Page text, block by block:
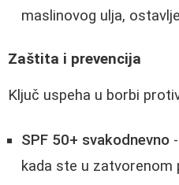
maslinovog ulja,
Zaštita i prevencija
Ključ uspeha u borbi
SPF 50+ svakodnevno
kada ste u zatvorenom